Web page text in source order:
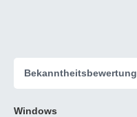
Bekanntheitsbewertung
Windows